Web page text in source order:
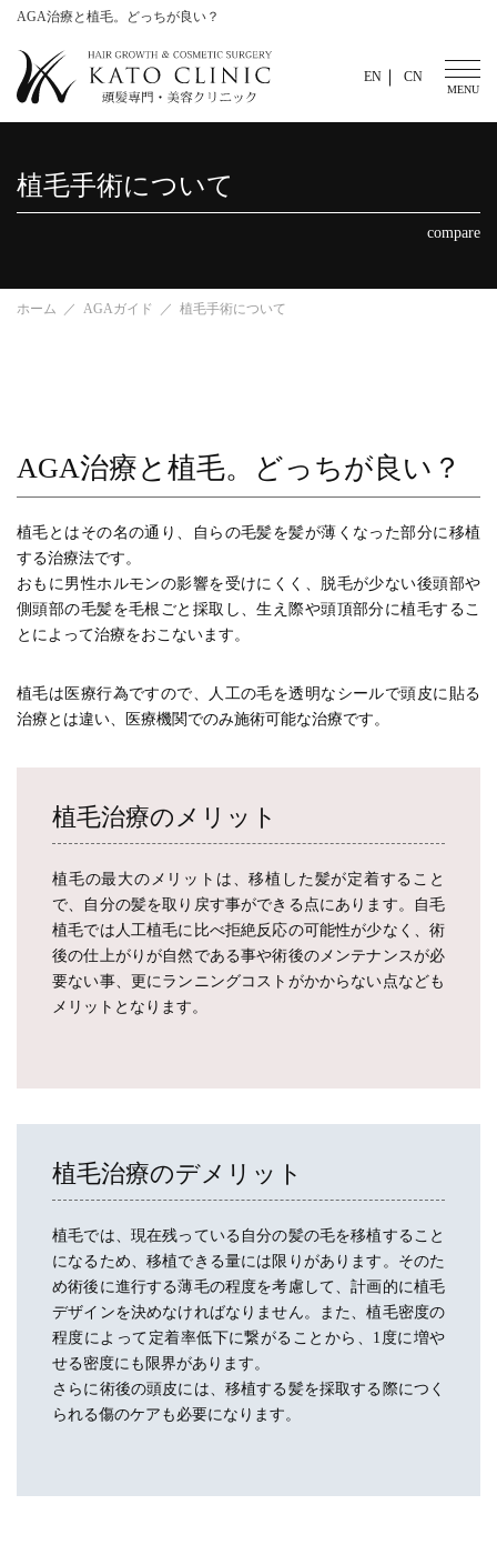
AGA治療と植毛。どっちが良い？
EN CN
植毛手術について
compare
ホーム AGAガイド 植毛手術について
AGA治療と植毛。どっちが良い？
植毛とはその名の通り、自らの毛髪を髪が薄くなった部分に移植
する治療法です。
おもに男性ホルモンの影響を受けにくく、脱毛が少ない後頭部や
側頭部の毛髪を毛根ごと採取し、生え際や頭頂部分に植毛するこ
とによって治療をおこないます。
植毛は医療行為ですので、人工の毛を透明なシールで頭皮に貼る
治療とは違い、医療機関でのみ施術可能な治療です。
植毛治療のメリット
植毛の最大のメリットは、移植した髪が定着すること
で、自分の髪を取り戻す事ができる点にあります。自毛
植毛では人工植毛に比べ拒絶反応の可能性が少なく、術
後の仕上がりが自然である事や術後のメンテナンスが必
要ない事、更にランニングコストがかからない点なども
メリットとなります。
植毛治療のデメリット
植毛では、現在残っている自分の髪の毛を移植すること
になるため、移植できる量には限りがあります。そのた
め術後に進行する薄毛の程度を考慮して、計画的に植毛
デザインを決めなければなりません。また、植毛密度の
程度によって定着率低下に繋がることから、1度に増や
せる密度にも限界があります。
さらに術後の頭皮には、移植する髪を採取する際につく
られる傷のケアも必要になります。